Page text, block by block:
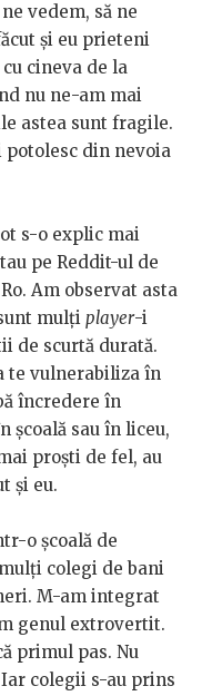
vedem, să ne
și eu prieteni
cineva de la
nu ne-am mai
astea sunt fragile.
din nevoia
s-o explic mai
pe Reddit-ul de
Am observat asta
mulți player-i
de scurtă durată.
te vulnerabiliza în
încredere în
școală sau în liceu,
proști de fel, au
și eu.
o școală de
colegi de bani
M-am integrat
genul extrovertit.
primul pas. Nu
colegii s-au prins